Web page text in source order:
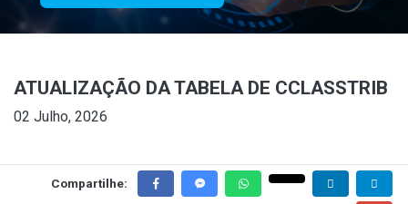
ATUALIZAÇÃO DA TABELA DE CCLASSTRIB
02 Julho, 2026
Compartilhe: